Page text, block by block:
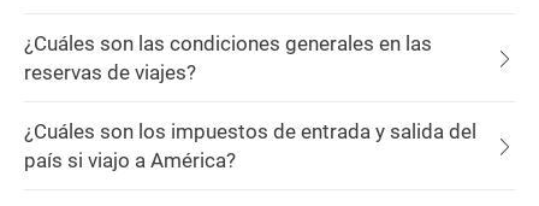
¿Cuáles son las condiciones generales en las
reservas de viajes?
¿Cuáles son los impuestos de entrada y salida del
país si viajo a América?